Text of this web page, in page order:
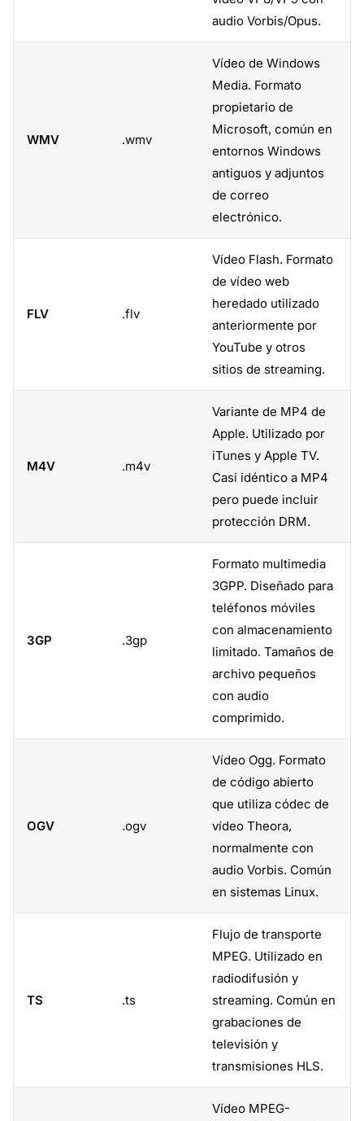
audio Vorbis/Opus.
WMV .wmv
Vídeo de Windows
Media. Formato
propietario de
Microsoft, común en
entornos Windows
antiguos y adjuntos
de correo
electrónico.
FLV .flv
Vídeo Flash. Formato
de vídeo web
heredado utilizado
anteriormente por
YouTube y otros
sitios de streaming.
M4V .m4v
Variante de MP4 de
Apple. Utilizado por
iTunes y Apple TV.
Casi idéntico a MP4
pero puede incluir
protección DRM.
3GP .3gp
Formato multimedia
3GPP. Diseñado para
teléfonos móviles
con almacenamiento
limitado. Tamaños de
archivo pequeños
con audio
comprimido.
OGV .ogv
Vídeo Ogg. Formato
de código abierto
que utiliza códec de
vídeo Theora,
normalmente con
audio Vorbis. Común
en sistemas Linux.
TS .ts
Flujo de transporte
MPEG. Utilizado en
radiodifusión y
streaming. Común en
grabaciones de
televisión y
transmisiones HLS.
Vídeo MPEG-